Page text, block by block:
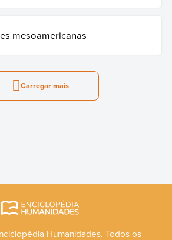
mesoamericanas
Carregar mais
Humanidades. Todos os